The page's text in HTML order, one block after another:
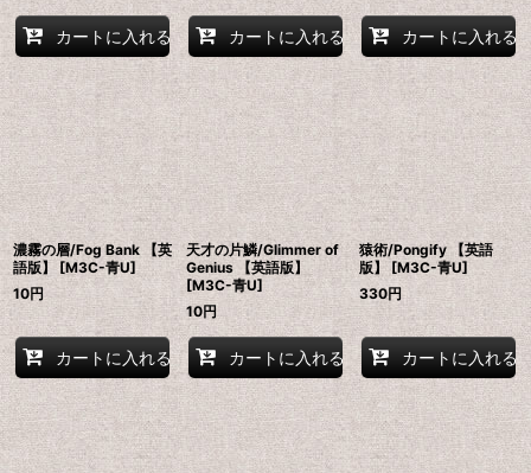
カートに入れる カートに入れる カートに入れる
濃霧の層/Fog Bank 【英
語版】 [M3C-青U]
10円
カートに入れる
天才の片鱗/Glimmer of
Genius 【英語版】
[M3C-青U]
10円
カートに入れる
猿術/Pongify 【英語
版】 [M3C-青U]
330円
カートに入れる